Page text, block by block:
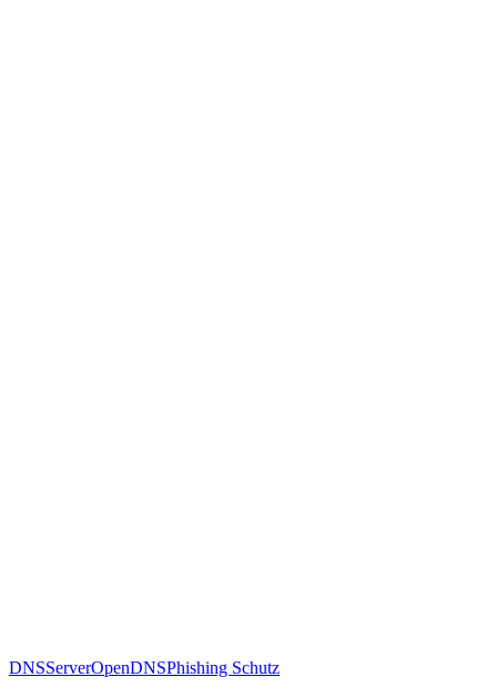
DNSServerOpenDNSPhishing Schutz